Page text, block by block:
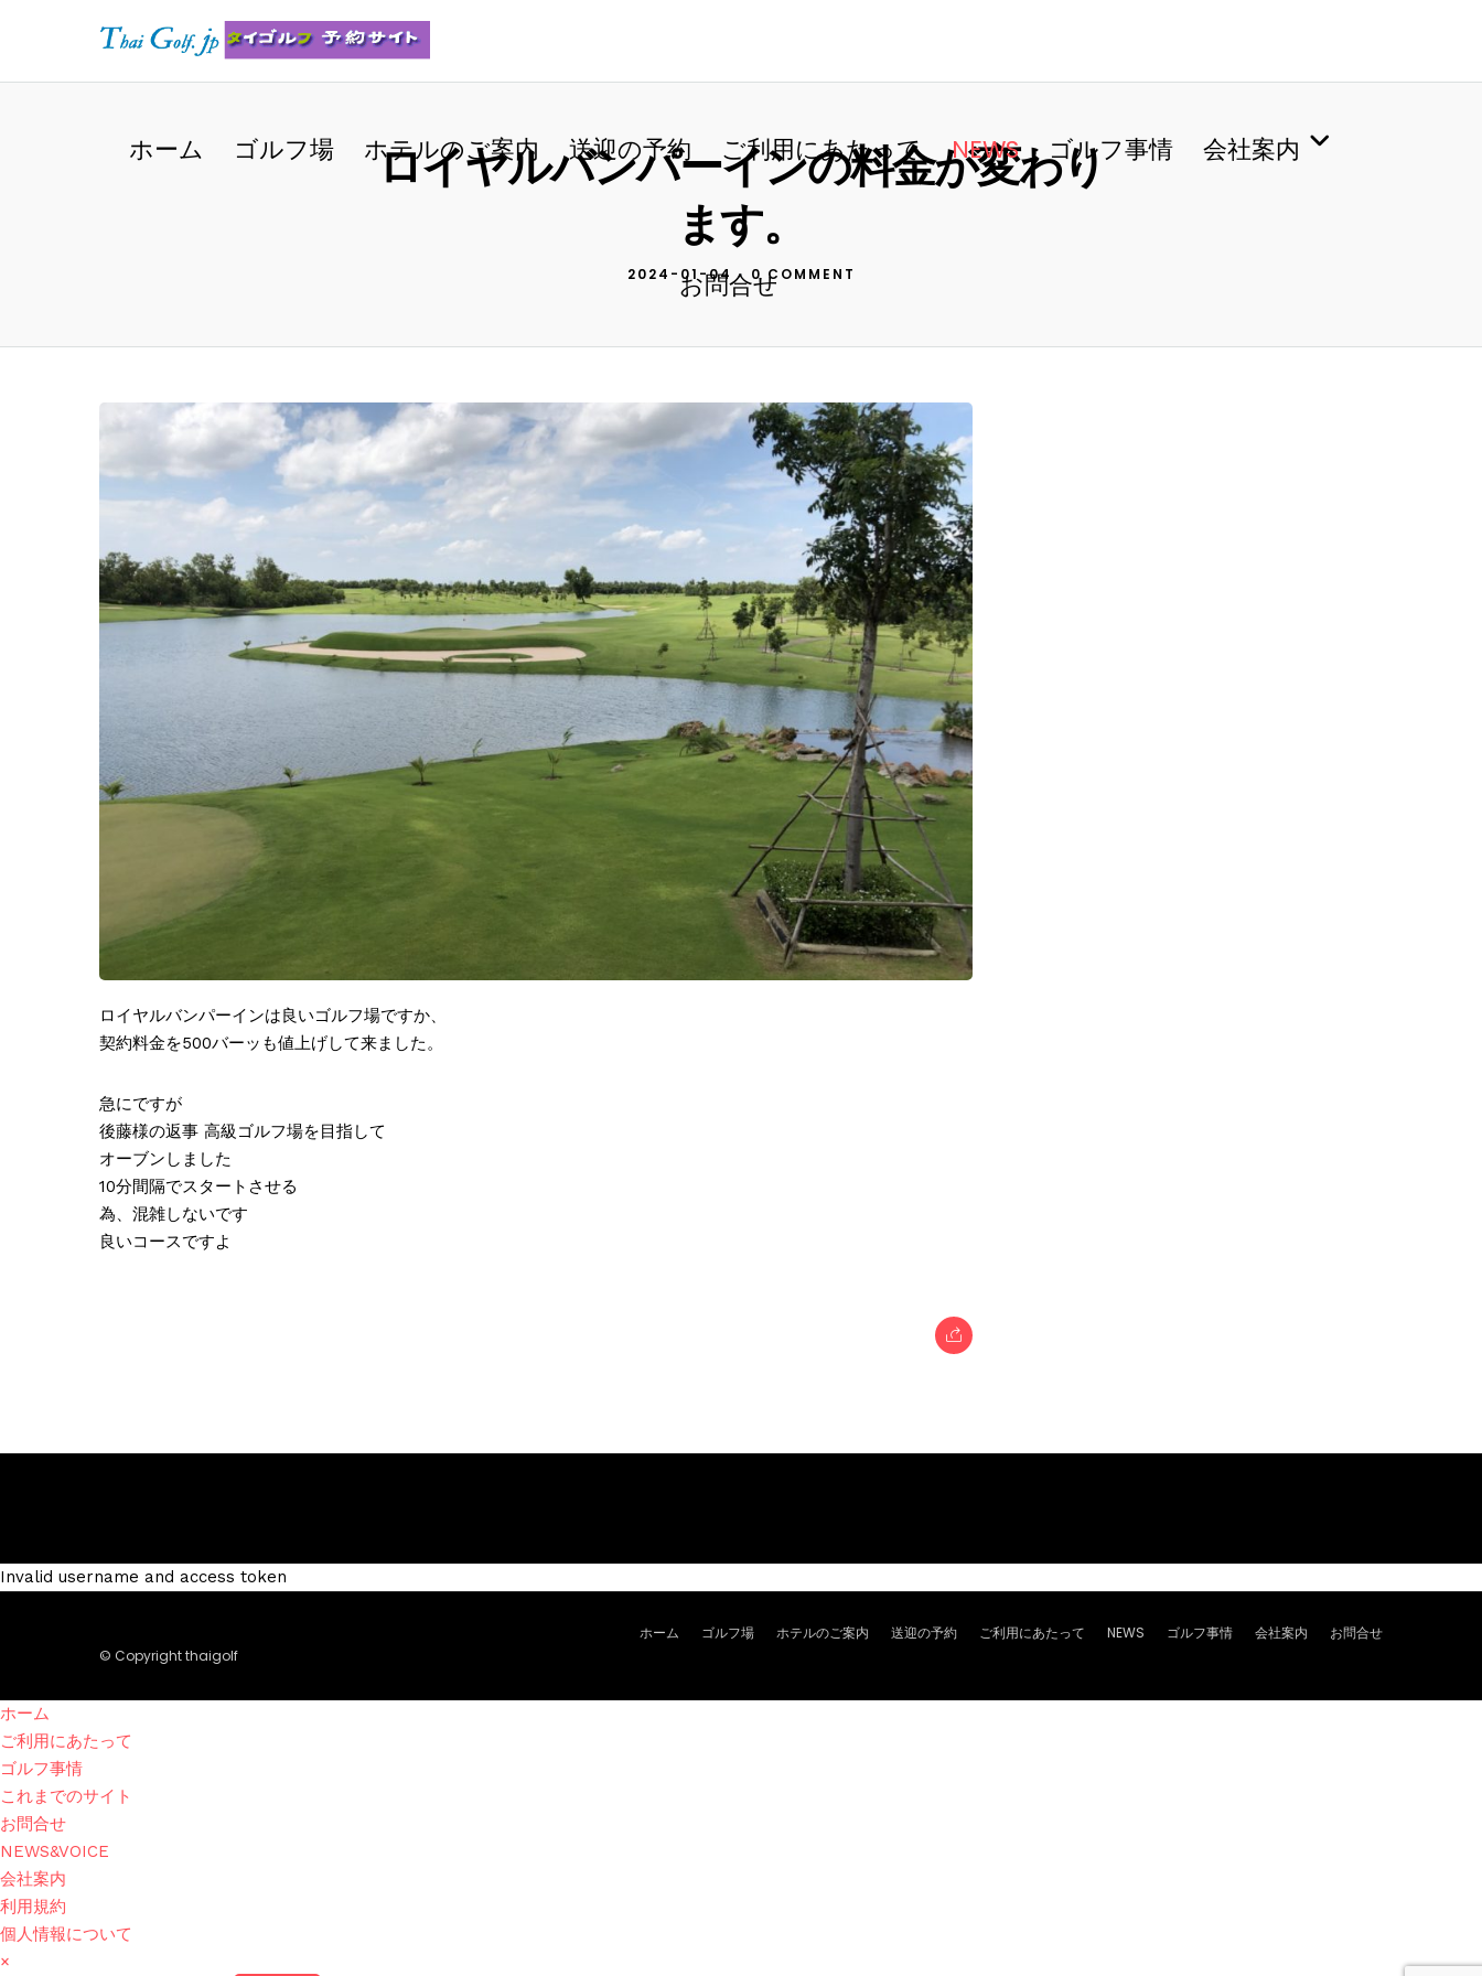
ホーム ゴルフ場 ホテルのご案内 送迎の予約 ご利用にあたって NEWS ゴルフ事情 会社案内
お問合せ
ロイヤルバンパーインの料金が変わり
ます。
2024-01-04 • 0 COMMENT
ロイヤルバンパーインは良いゴルフ場ですか、
契約料金を500バーッも値上げして来ました。
急にですが
後藤様の返事 高級ゴルフ場を目指して
オーブンしました
10分間隔でスタートさせる
為、混雑しないです
良いコースですよ
Invalid username and access token
ホーム ゴルフ場 ホテルのご案内 送迎の予約 ご利用にあたって NEWS ゴルフ事情 会社案内
お問合せ
© Copyright thaigolf
ホーム
ご利用にあたって
ゴルフ事情
これまでのサイト
お問合せ
NEWS&VOICE
会社案内
利用規約
個人情報について
×